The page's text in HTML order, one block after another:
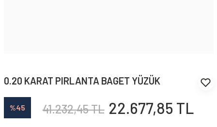
0.20 KARAT PIRLANTA BAGET YÜZÜK
%45 41.232,45 TL 22.677,85 TL